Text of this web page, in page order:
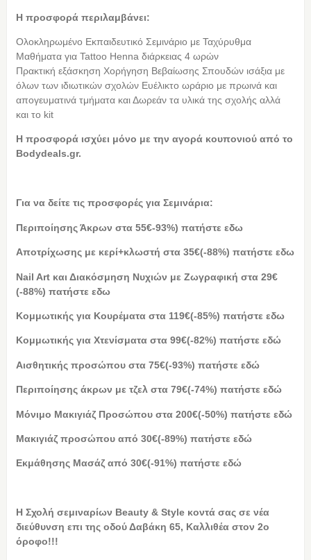
Η προσφορά περιλαμβάνει:
Oλοκληρωμένο Eκπαιδευτικό Σεμινάριο με Ταχύρυθμα
Μαθήματα για Tattoo Henna διάρκειας 4 ωρών
Πρακτική εξάσκηση Χορήγηση Βεβαίωσης Σπουδών ισάξια με
όλων των ιδιωτικών σχολών Ευέλικτο ωράριο με πρωινά και
απογευματινά τμήματα και Δωρεάν τα υλικά της σχολής αλλά
και το kit
Η προσφορά ισχύει μόνο με την αγορά κουπονιού από τo
Bodydeals.gr.
Για να δείτε τις προσφορές για Σεμινάρια:
Περιποίησης Άκρων στα 55€-93%) πατήστε εδω
Αποτρίχωσης με κερί+κλωστή στα 35€(-88%) πατήστε εδω
Nail Art και Διακόσμηση Νυχιών με Ζωγραφική στα 29€
(-88%) πατήστε εδω
Κομμωτικής για Κουρέματα στα 119€(-85%) πατήστε εδω
Κομμωτικής για Χτενίσματα στα 99€(-82%) πατήστε εδώ
Αισθητικής προσώπου στα 75€(-93%) πατήστε εδώ
Περιποίησης άκρων με τζελ στα 79€(-74%) πατήστε εδώ
Μόνιμο Μακιγιάζ Προσώπου στα 200€(-50%) πατήστε εδώ
Μακιγιάζ προσώπου από 30€(-89%) πατήστε εδώ
Εκμάθησης Μασάζ από 30€(-91%) πατήστε εδώ
H Σχολή σεμιναρίων Beauty & Style κοντά σας σε νέα
διεύθυνση επι της οδού Δαβάκη 65, Καλλιθέα στον 2ο
όροφο!!!